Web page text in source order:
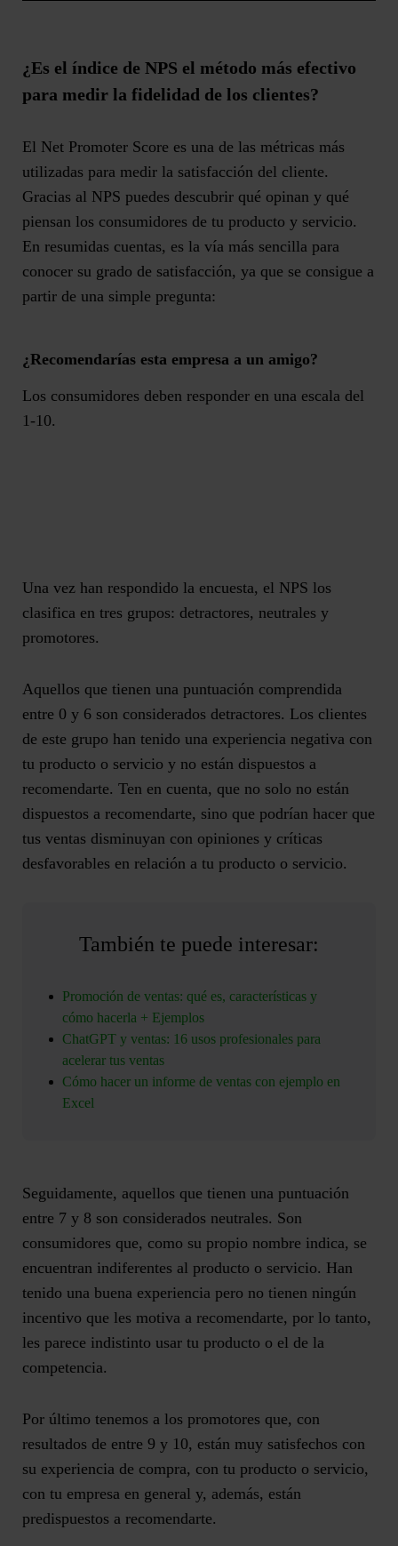
¿Es el índice de NPS el método más efectivo
para medir la fidelidad de los clientes?
El Net Promoter Score es una de las métricas más
utilizadas para medir la satisfacción del cliente.
Gracias al NPS puedes descubrir qué opinan y qué
piensan los consumidores de tu producto y servicio.
En resumidas cuentas, es la vía más sencilla para
conocer su grado de satisfacción, ya que se consigue a
partir de una simple pregunta:
¿Recomendarías esta empresa a un amigo?
Los consumidores deben responder en una escala del
1-10.
Una vez han respondido la encuesta, el NPS los
clasifica en tres grupos: detractores, neutrales y
promotores.
Aquellos que tienen una puntuación comprendida
entre 0 y 6 son considerados detractores. Los clientes
de este grupo han tenido una experiencia negativa con
tu producto o servicio y no están dispuestos a
recomendarte. Ten en cuenta, que no solo no están
dispuestos a recomendarte, sino que podrían hacer que
tus ventas disminuyan con opiniones y críticas
desfavorables en relación a tu producto o servicio.
También te puede interesar:
Promoción de ventas: qué es, características y
cómo hacerla + Ejemplos
ChatGPT y ventas: 16 usos profesionales para
acelerar tus ventas
Cómo hacer un informe de ventas con ejemplo en
Excel
Seguidamente, aquellos que tienen una puntuación
entre 7 y 8 son considerados neutrales. Son
consumidores que, como su propio nombre indica, se
encuentran indiferentes al producto o servicio. Han
tenido una buena experiencia pero no tienen ningún
incentivo que les motiva a recomendarte, por lo tanto,
les parece indistinto usar tu producto o el de la
competencia.
Por último tenemos a los promotores que, con
resultados de entre 9 y 10, están muy satisfechos con
su experiencia de compra, con tu producto o servicio,
con tu empresa en general y, además, están
predispuestos a recomendarte.